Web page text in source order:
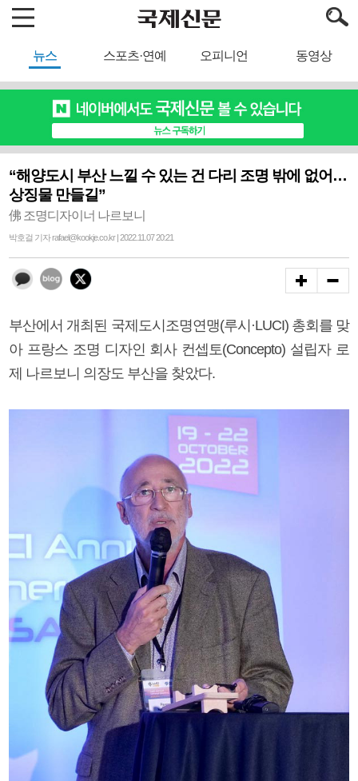
뉴스 스포츠·연예 오피니언 동영상
“해양도시 부산 느낄 수 있는 건 다리 조명 밖에 없어…
상징물 만들길”
佛 조명디자이너 나르보니
박호걸 기자 rafael@kookje.co.kr | 2022.11.07 20:21
부산에서 개최된 국제도시조명연맹(루시·LUCI) 총회를 맞
아 프랑스 조명 디자인 회사 컨셉토(Concepto) 설립자 로
제 나르보니 의장도 부산을 찾았다.